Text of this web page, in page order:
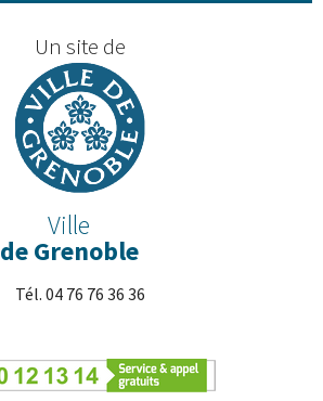
Un site de
Ville
de Grenoble
Tél. 04 76 76 36 36